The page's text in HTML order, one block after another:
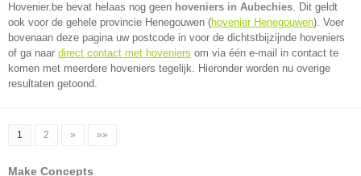
Hovenier.be bevat helaas nog geen hoveniers in Aubechies. Dit geldt
ook voor de gehele provincie Henegouwen (hovenier Henegouwen). Voer
bovenaan deze pagina uw postcode in voor de dichtstbijzijnde hoveniers
of ga naar direct contact met hoveniers om via één e-mail in contact te
komen met meerdere hoveniers tegelijk. Hieronder worden nu overige
resultaten getoond.
1 2 » »»
Make Concepts